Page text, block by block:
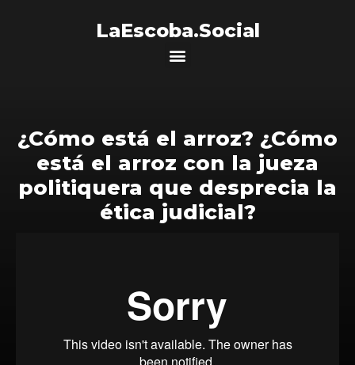
LaEscoba.Social
¿Cómo está el arroz? ¿Cómo
está el arroz con la jueza
politiquera que desprecia la
ética judicial?